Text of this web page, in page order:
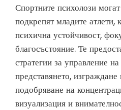
Спортните психолози
подкрепят младите атлети,
психична устойчивост,
благосъстояние. Те
стратегии за управление
представянето,
подобряване на
визуализация и